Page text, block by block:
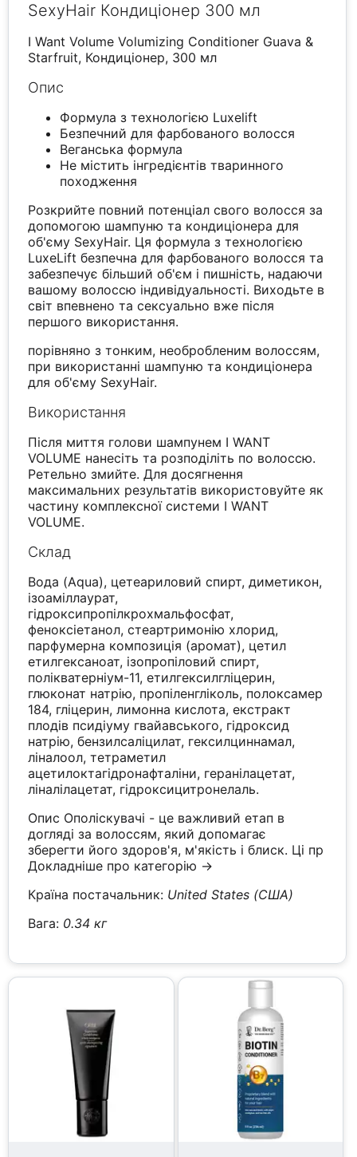
SexyHair Кондиціонер 300 мл
I Want Volume Volumizing Conditioner Guava &
Starfruit, Кондиціонер, 300 мл
Опис
Формула з технологією Luxelift
Безпечний для фарбованого волосся
Веганська формула
Не містить інгредієнтів тваринного
походження
Розкрийте повний потенціал свого волосся за
допомогою шампуню та кондиціонера для
об'єму SexyHair. Ця формула з технологією
LuxeLift безпечна для фарбованого волосся та
забезпечує більший об'єм і пишність, надаючи
вашому волоссю індивідуальності. Виходьте в
світ впевнено та сексуально вже після
першого використання.
порівняно з тонким, необробленим волоссям,
при використанні шампуню та кондиціонера
для об'єму SexyHair.
Використання
Після миття голови шампунем I WANT
VOLUME нанесіть та розподіліть по волоссю.
Ретельно змийте. Для досягнення
максимальних результатів використовуйте як
частину комплексної системи I WANT
VOLUME.
Склад
Вода (Aqua), цетеариловий спирт, диметикон,
ізоаміллаурат,
гідроксипропілкрохмальфосфат,
феноксіетанол, стеартримонію хлорид,
парфумерна композиція (аромат), цетил
етилгексаноат, ізопропіловий спирт,
полікватерніум-11, етилгексилгліцерин,
глюконат натрію, пропіленгліколь, полоксамер
184, гліцерин, лимонна кислота, екстракт
плодів псидіуму гвайавського, гідроксид
натрію, бензилсаліцилат, гексилциннамал,
ліналоол, тетраметил
ацетилоктагідронафталіни, геранілацетат,
ліналілацетат, гідроксицитронелаль.
Опис Ополіскувачі - це важливий етап в
догляді за волоссям, який допомагає
зберегти його здоров'я, м'якість і блиск. Ці пр
Докладніше про категорію →
Країна постачальник: United States (США)
Вага: 0.34 кг